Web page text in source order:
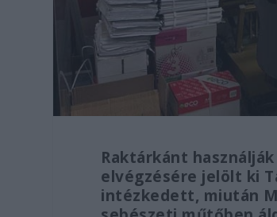
Raktárkánt
elvégzésére jelölt ki
intézkedett, miután